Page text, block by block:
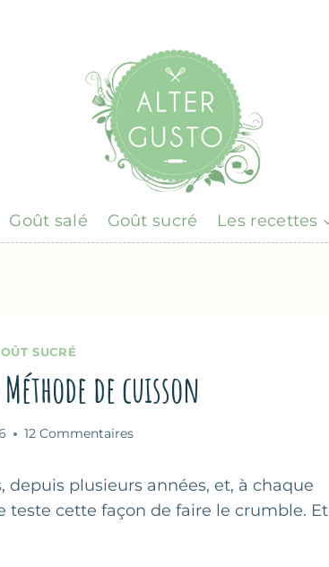
Goût salé Goût sucré Les recettes
SUCRÉ
de cuisson
12 Commentaires
plusieurs années, et, à chaque
teste cette façon de faire le crumble. Et